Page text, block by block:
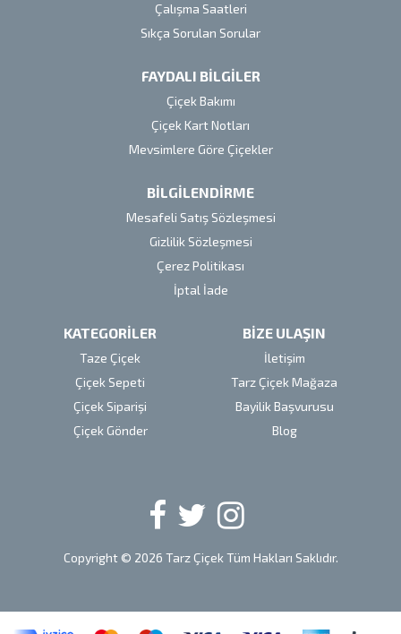
Çalışma Saatleri
Sıkça Sorulan Sorular
FAYDALI BİLGİLER
Çiçek Bakımı
Çiçek Kart Notları
Mevsimlere Göre Çiçekler
BİLGİLENDİRME
Mesafeli Satış Sözleşmesi
Gizlilik Sözleşmesi
Çerez Politikası
İptal İade
KATEGORİLER
Taze Çiçek
Çiçek Sepeti
Çiçek Siparişi
Çiçek Gönder
BİZE ULAŞIN
İletişim
Tarz Çiçek Mağaza
Bayilik Başvurusu
Blog
Copyright © 2026 Tarz Çiçek Tüm Hakları Saklıdır.